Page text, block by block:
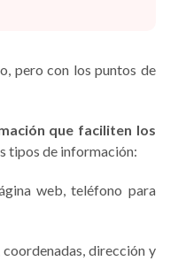
pero con los puntos de
que faciliten los
tipos de información:
web, teléfono para
dirección y